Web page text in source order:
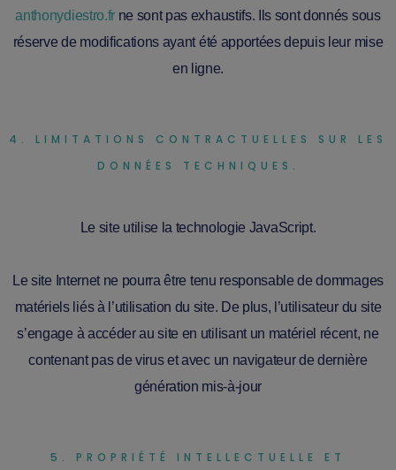
anthonydiestro.frne sont pas exhaustifs. Ils sont donnés sous
réserve de modifications ayant été apportées depuis leur mise
en ligne.
4. LIMITATIONS CONTRACTUELLES SUR LES
DONNÉES TECHNIQUES.
Le site utilise la technologie JavaScript.
Le site Internet ne pourra être tenu responsable de dommages
matériels liés à l’utilisation du site. De plus, l’utilisateur du site
s’engage à accéder au site en utilisant un matériel récent, ne
contenant pas de virus et avec un navigateur de dernière
génération mis-à-jour
5. PROPRIÉTÉ INTELLECTUELLE ET